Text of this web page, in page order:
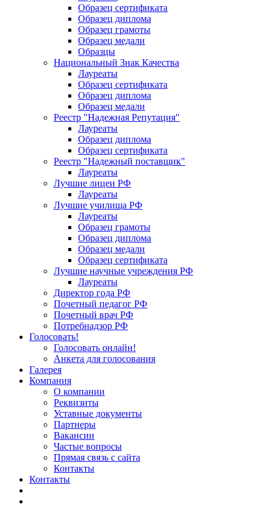
Образец сертификата
Образец диплома
Образец грамоты
Образец медали
Образцы
Национальный Знак Качества
Лауреаты
Образец сертификата
Образец диплома
Образец медали
Реестр "Надежная Репутация"
Лауреаты
Образец диплома
Образец сертификата
Реестр "Надежный поставщик"
Лауреаты
Лучшие лицеи РФ
Лауреаты
Лучшие училища РФ
Лауреаты
Образец грамоты
Образец диплома
Образец медали
Образец сертификата
Лучшие научные учреждения РФ
Лауреаты
Директор года РФ
Почетный педагог РФ
Почетный врач РФ
Потребнадзор РФ
Голосовать!
Голосовать онлайн!
Анкета для голосования
Галерея
Компания
О компании
Реквизиты
Уставные документы
Партнеры
Вакансии
Частые вопросы
Прямая связь с сайта
Контакты
Контакты